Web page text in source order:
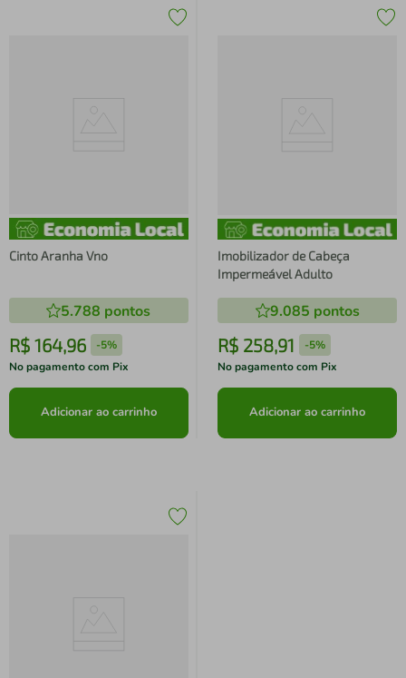
Cinto Aranha Vno
5.788 pontos
R$ 164,96 -5%
No pagamento com Pix
Adicionar ao carrinho
Imobilizador de Cabeça
Impermeável Adulto
9.085 pontos
R$ 258,91 -5%
No pagamento com Pix
Adicionar ao carrinho